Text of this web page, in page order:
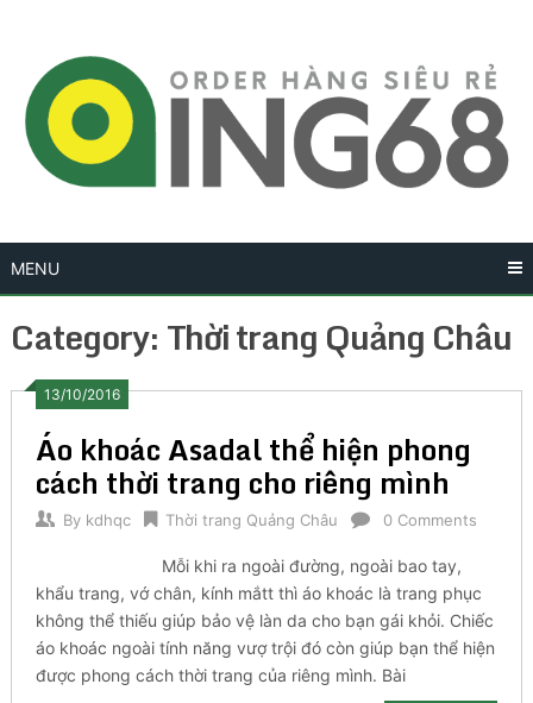
content
MENU
Category:Thời trang Quảng Châu
13/10/2016
Áo khoác Asadal thể hiện phong
cách thời trang cho riêng mình
By kdhqc Thời trang Quảng Châu 0 Comments
Mỗi khi ra ngoài đường, ngoài bao tay,
khẩu trang, vớ chân, kính mắtt thì áo khoác là trang phục
không thể thiếu giúp bảo vệ làn da cho bạn gái khỏi. Chiếc
áo khoác ngoài tính năng vượ trội đó còn giúp bạn thể hiện
được phong cách thời trang của riêng mình. Bài